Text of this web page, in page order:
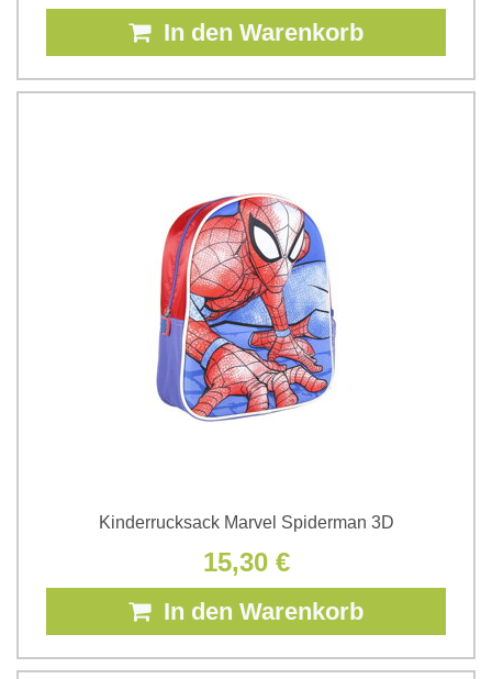
In den Warenkorb
Kinderrucksack Marvel Spiderman 3D
15,30 €
In den Warenkorb